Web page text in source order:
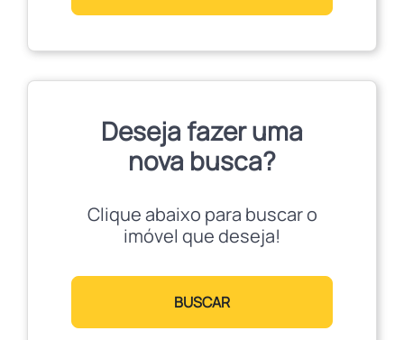
Deseja fazer uma
nova busca?
Clique abaixo para buscar o
imóvel que deseja!
BUSCAR